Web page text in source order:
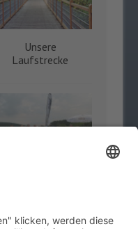
Unsere
Laufstrecke